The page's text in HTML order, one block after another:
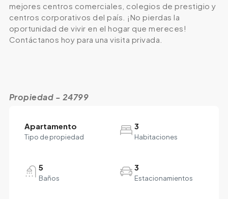
mejores centros comerciales, colegios de prestigio y
centros corporativos del país. ¡No pierdas la
oportunidad de vivir en el hogar que mereces!
Contáctanos hoy para una visita privada.
Propiedad - 24799
Apartamento
Tipo de propiedad
3
Habitaciones
5
Baños
3
Estacionamientos